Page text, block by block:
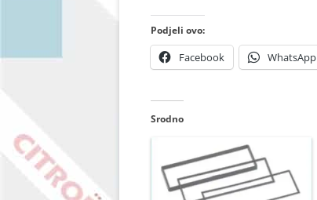
Podjeli ovo:
Facebook WhatsApp
Srodno